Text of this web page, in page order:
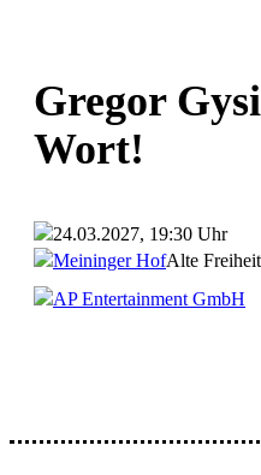
Gregor
Wort!
24.03.2027, 19:30 Uhr
Meininger HofAlte
AP Entertainment GmbH